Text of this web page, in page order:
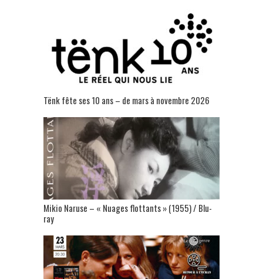
Tënk fête ses 10 ans – de mars à novembre 2026
Mikio Naruse – « Nuages flottants » (1955) / Blu-
ray